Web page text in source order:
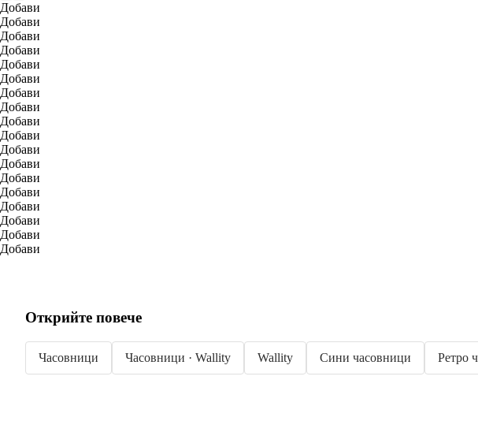
Добави
Добави
Добави
Добави
Добави
Добави
Добави
Добави
Добави
Добави
Добави
Добави
Добави
Добави
Добави
Добави
Добави
Добави
Открийте повече
Часовници Часовници · Wallity Wallity Сини часовници Ретро